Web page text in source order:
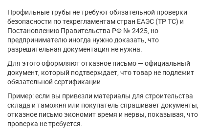
Профильные трубы не требуют обязательной проверки
безопасности по техрегламентам стран ЕАЭС (ТР ТС) и
Постановлению Правительства РФ № 2425, но
предпринимателю иногда нужно доказать, что
разрешительная документация не нужна.
Для этого оформляют отказное письмо — официальный
документ, который подтверждает, что товар не подлежит
обязательной сертификации.
Пример: если вы привезли материалы для строительства
склада и таможня или покупатель спрашивает документы,
отказное письмо экономит время и нервы, показывая, что
проверка не требуется.